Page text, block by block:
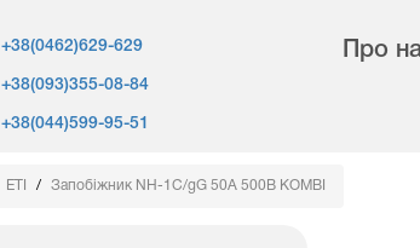
+38(0462)629-629
+38(093)355-08-84
+38(044)599-95-51
Про
ETI Запобіжник NH-1C/gG 50A 500В KOMBI